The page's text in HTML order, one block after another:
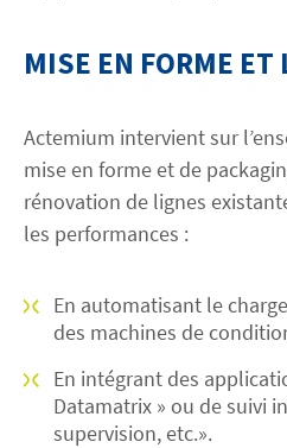
MISE EN FORME ET
Actemium intervient sur
mise en forme et de
rénovation de lignes
les performances :
En automatisant le
des machines de
En intégrant des
Datamatrix » ou de suivi
supervision, etc.».